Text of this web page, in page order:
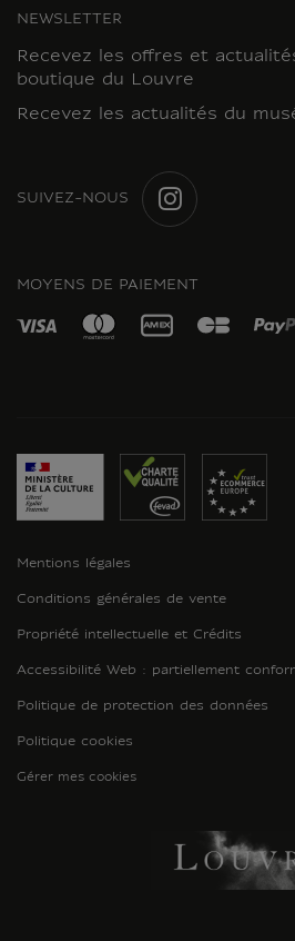
NEWSLETTER
Recevez les offres et
boutique du Louvre
Recevez les actualités du
SUIVEZ-NOUS
MOYENS DE PAIEMENT
Mentions légales
Conditions générales de vente
Propriété intellectuelle et Crédits
Accessibilité Web : partiellement
Politique de protection des données
Politique cookies
Gérer mes cookies